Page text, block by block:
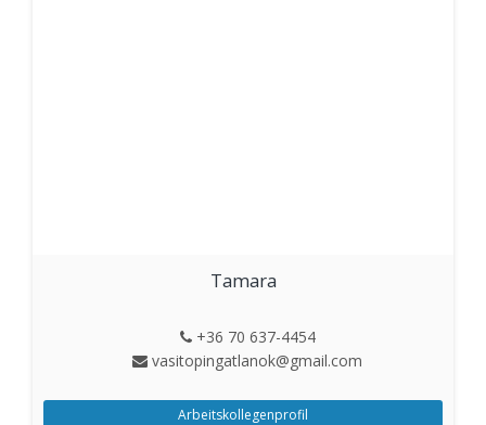
Tamara
+36 70 637-4454
vasitopingatlanok@gmail.com
Arbeitskollegenprofil